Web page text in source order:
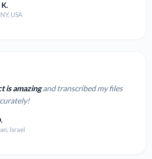
USA
is amazingand transcribed my files
Israel